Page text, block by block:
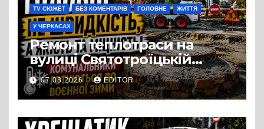
TV СЮЖЕТ БЕЗ КОМЕНТАРІВ ГОЛОВНЕ ЖИТТЯ
У ЧЕРКАСАХ
Ремонт теплотраси на
вулиці Святотроїцькій
затягнувся порівняно із
запланованими термінами.
Вулицю досі не відкрили
для руху
07.08.2026 EDITOR